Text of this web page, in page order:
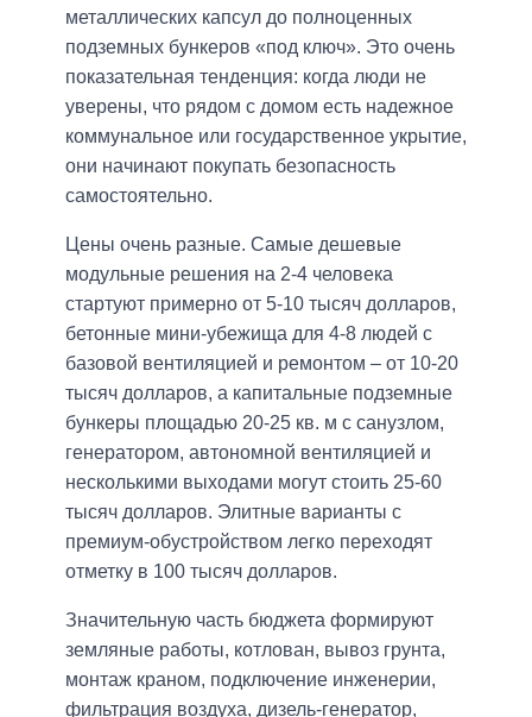
металлических капсул до полноценных
подземных бункеров «под ключ». Это очень
показательная тенденция: когда люди не
уверены, что рядом с домом есть надежное
коммунальное или государственное укрытие,
они начинают покупать безопасность
самостоятельно.
Цены очень разные. Самые дешевые
модульные решения на 2-4 человека
стартуют примерно от 5-10 тысяч долларов,
бетонные мини-убежища для 4-8 людей с
базовой вентиляцией и ремонтом – от 10-20
тысяч долларов, а капитальные подземные
бункеры площадью 20-25 кв. м с санузлом,
генератором, автономной вентиляцией и
несколькими выходами могут стоить 25-60
тысяч долларов. Элитные варианты с
премиум-обустройством легко переходят
отметку в 100 тысяч долларов.
Значительную часть бюджета формируют
земляные работы, котлован, вывоз грунта,
монтаж краном, подключение инженерии,
фильтрация воздуха, дизель-генератор,